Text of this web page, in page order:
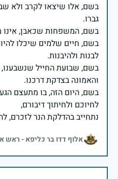
בשם, אלו שיצאו לקרב ולא
בשם, חיים שלמים שיכלו
בשם, שבועת החייל שנשבענו,
בשם, היום הזה, בו מתעצם
נתחייב בהדלקת הנר לזכרם,
אלוף דדו בר כליפא - ראש